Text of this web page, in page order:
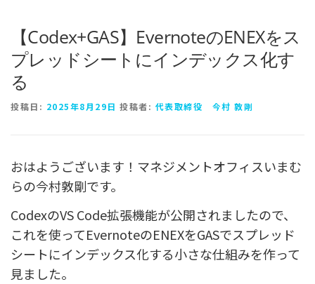
【Codex+GAS】EvernoteのENEXをス
プレッドシートにインデックス化す
る
投稿日: 2025年8月29日 投稿者: 代表取締役 今村 敦剛
おはようございます！マネジメントオフィスいまむ
らの今村敦剛です。
CodexのVS Code拡張機能が公開されましたので、
これを使ってEvernoteのENEXをGASでスプレッド
シートにインデックス化する小さな仕組みを作って
見ました。